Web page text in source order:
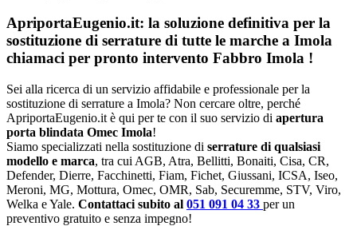
ApriportaEugenio.it: la soluzione definitiva per la
sostituzione di serrature di tutte le marche a Imola
chiamaci per pronto intervento Fabbro Imola !
Sei alla ricerca di un servizio affidabile e professionale per la
sostituzione di serrature a Imola? Non cercare oltre, perché
ApriportaEugenio.it è qui per te con il suo servizio di apertura
porta blindata Omec Imola!
Siamo specializzati nella sostituzione di serrature di qualsiasi
modello e marca, tra cui AGB, Atra, Bellitti, Bonaiti, Cisa, CR,
Defender, Dierre, Facchinetti, Fiam, Fichet, Giussani, ICSA, Iseo,
Meroni, MG, Mottura, Omec, OMR, Sab, Securemme, STV, Viro,
Welka e Yale. Contattaci subito al 051 091 04 33 per un
preventivo gratuito e senza impegno!